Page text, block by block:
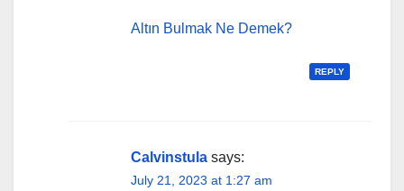
Altın Bulmak Ne Demek?
REPLY
Calvinstula says:
July 21, 2023 at 1:27 am